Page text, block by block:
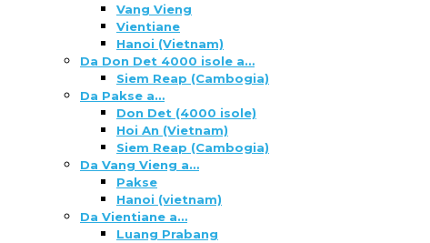
Vang Vieng
Vientiane
Hanoi (Vietnam)
Da Don Det 4000 isole a…
Siem Reap (Cambogia)
Da Pakse a…
Don Det (4000 isole)
Hoi An (Vietnam)
Siem Reap (Cambogia)
Da Vang Vieng a…
Pakse
Hanoi (vietnam)
Da Vientiane a…
Luang Prabang